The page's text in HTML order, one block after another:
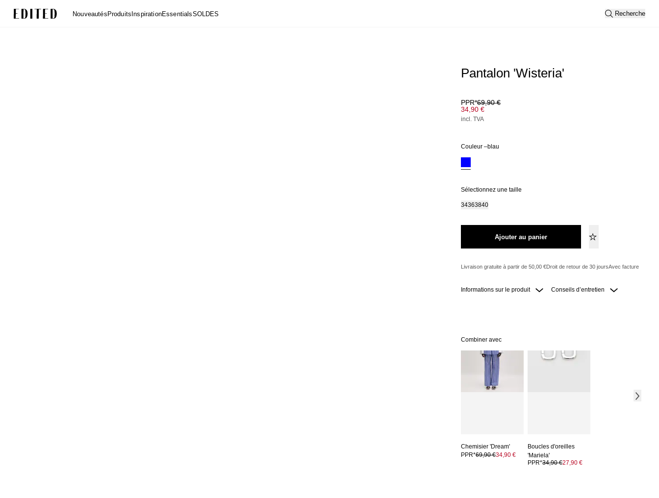
NouveautésProduitsInspirationEssentialsSOLDES Recherche
Pantalon 'Wisteria'
PPR*69,90 €
34,90 €
incl. TVA
Couleur –blau
Sélectionnez une taille
34363840
Ajouter au panier
Livraison gratuite à partir de 50,00 €Droit de retour de 30 joursAvec facture
Informations sur le produit Conseils d’entretien
Combiner avec
Chemisier 'Dream'
PPR*69,90 €34,90 €
Boucles d'oreilles
'Mariela'
PPR*34,90 €27,90 €